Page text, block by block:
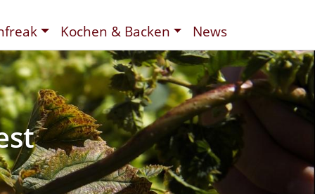
Kochen & Backen News